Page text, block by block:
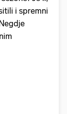
i spremni